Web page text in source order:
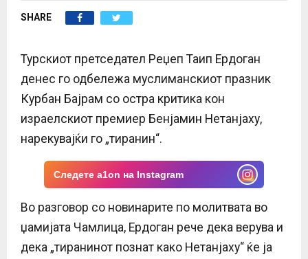
E
N
U
SHARE
Турскиот претседател Реџеп Таип Ердоган
денес го одбележа муслиманскиот празник
Курбан Бајрам со остра критика кон
израелскиот премиер Бенјамин Нетанјаху,
нарекувајќи го „тиранин“.
Следете a1on на Instagram
Во разговор со новинарите по молитвата во
џамијата Чамлица, Ердоган рече дека верува и
дека „тиранинот познат како Нетанјаху“ ќе ја